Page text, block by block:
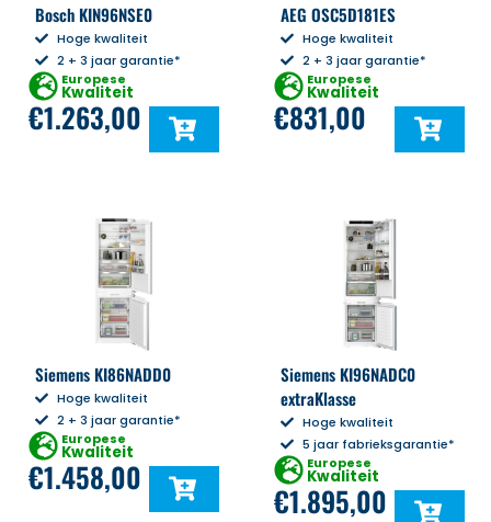
Bosch KIN96NSE0
Hoge kwaliteit
2 + 3 jaar garantie*
Europese
Kwaliteit
€1.263,00
AEG OSC5D181ES
Hoge kwaliteit
2 + 3 jaar garantie*
Europese
Kwaliteit
€831,00
Siemens KI86NADD0
Hoge kwaliteit
2 + 3 jaar garantie*
Europese
Kwaliteit
€1.458,00
Siemens KI96NADC0
extraKlasse
Hoge kwaliteit
5 jaar fabrieksgarantie*
Europese
Kwaliteit
€1.895,00